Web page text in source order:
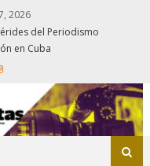
2026
del Periodismo
en Cuba